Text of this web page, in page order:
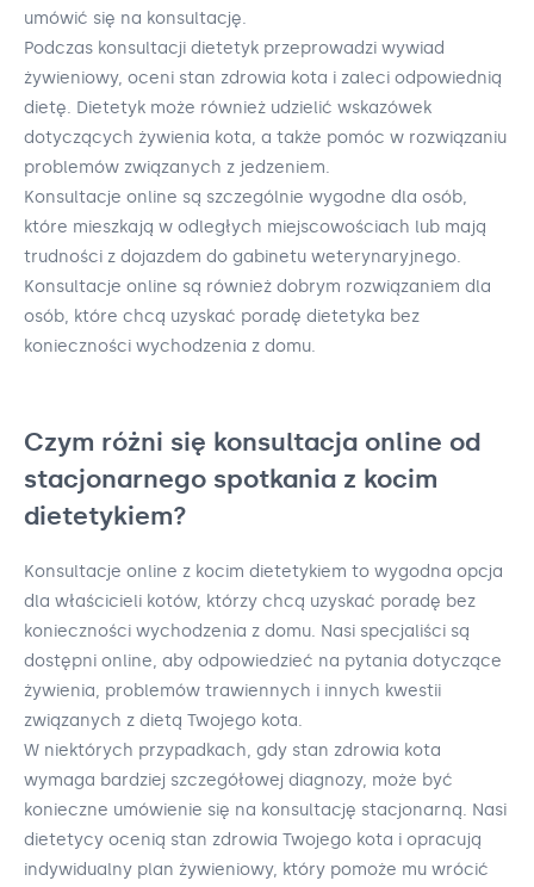
umówić się na konsultację.
Podczas konsultacji dietetyk przeprowadzi wywiad
żywieniowy, oceni stan zdrowia kota i zaleci odpowiednią
dietę. Dietetyk może również udzielić wskazówek
dotyczących żywienia kota, a także pomóc w rozwiązaniu
problemów związanych z jedzeniem.
Konsultacje online są szczególnie wygodne dla osób,
które mieszkają w odległych miejscowościach lub mają
trudności z dojazdem do gabinetu weterynaryjnego.
Konsultacje online są również dobrym rozwiązaniem dla
osób, które chcą uzyskać poradę dietetyka bez
konieczności wychodzenia z domu.
Czym różni się konsultacja online od
stacjonarnego spotkania z kocim
dietetykiem?
Konsultacje online z kocim dietetykiem to wygodna opcja
dla właścicieli kotów, którzy chcą uzyskać poradę bez
konieczności wychodzenia z domu. Nasi specjaliści są
dostępni online, aby odpowiedzieć na pytania dotyczące
żywienia, problemów trawiennych i innych kwestii
związanych z dietą Twojego kota.
W niektórych przypadkach, gdy stan zdrowia kota
wymaga bardziej szczegółowej diagnozy, może być
konieczne umówienie się na konsultację stacjonarną. Nasi
dietetycy ocenią stan zdrowia Twojego kota i opracują
indywidualny plan żywieniowy, który pomoże mu wrócić